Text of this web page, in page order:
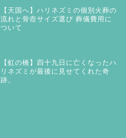
【天国へ】ハリネズミの個別火葬の
流れと骨壺サイズ選び 葬儀費用に
ついて
【虹の橋】四十九日に亡くなったハ
リネズミが最後に見せてくれた奇
跡。